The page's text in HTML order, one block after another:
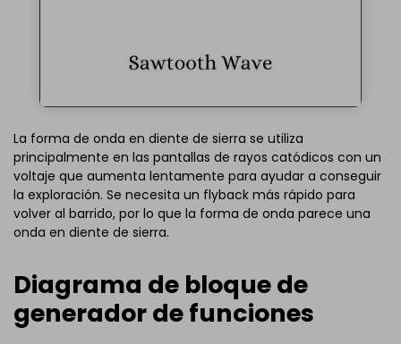
La forma de onda en diente de sierra se utiliza
principalmente en las pantallas de rayos catódicos con un
voltaje que aumenta lentamente para ayudar a conseguir
la exploración. Se necesita un flyback más rápido para
volver al barrido, por lo que la forma de onda parece una
onda en diente de sierra.
Diagrama de bloque de
generador de funciones